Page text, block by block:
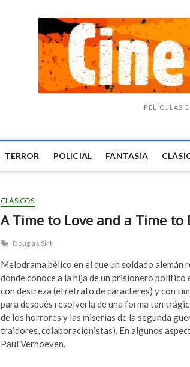
PELÍCULAS
TERROR POLICIAL FANTASÍA
CLÁSICOS
A Time to Love and a Time to
Douglas Sirk
Melodrama bélico en el que un soldado alemán
donde conoce a la hija de un prisionero
con destreza (el retrato de caracteres) y con
para después resolverla de una forma tan
de los horrores y las miserias de la segunda
traidores, colaboracionistas). En algunos
Paul Verhoeven.